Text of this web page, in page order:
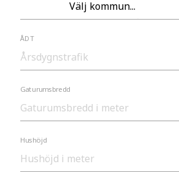
ÅDT
Gaturumsbredd
Hushöjd